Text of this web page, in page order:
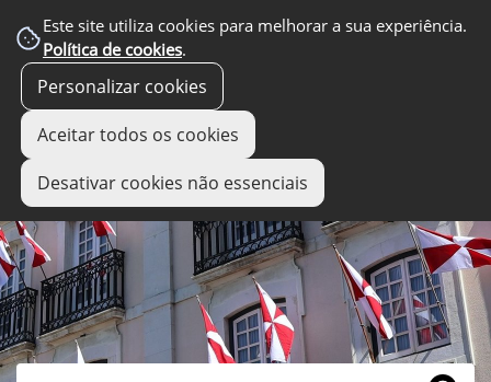
Este site utiliza cookies para melhorar a sua experiência.
Política de cookies.
Personalizar cookies
Aceitar todos os cookies
Desativar cookies não essenciais
links úteis